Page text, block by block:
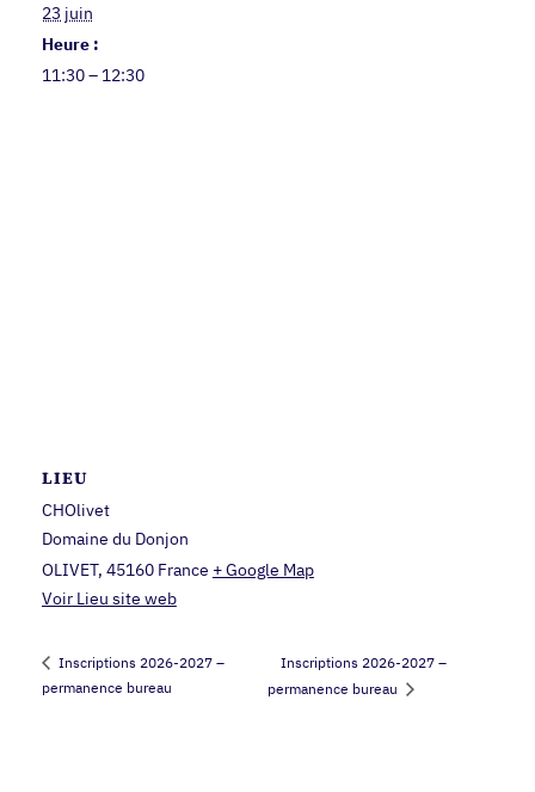
23 juin
Heure :
11:30 – 12:30
LIEU
CHOlivet
Domaine du Donjon
OLIVET, 45160 France + Google Map
Voir Lieu site web
Inscriptions 2026-2027 –
permanence bureau
Inscriptions 2026-2027 –
permanence bureau